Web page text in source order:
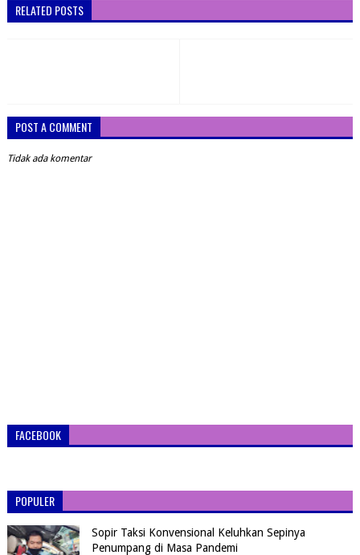
RELATED POSTS
POST A COMMENT
Tidak ada komentar
FACEBOOK
POPULER
Sopir Taksi Konvensional Keluhkan Sepinya
Penumpang di Masa Pandemi